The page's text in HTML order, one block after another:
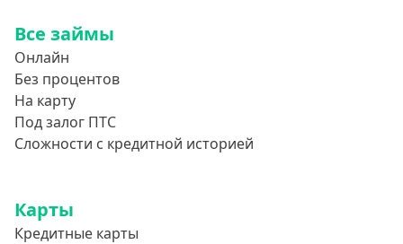
Наподобие Займера
Словно золотая корона
Привет Сосед
Квику
А-Деньги
Лайм Займ
Все займы
Онлайн
Без процентов
На карту
Под залог ПТС
Сложности с кредитной историей
Карты
Кредитные карты